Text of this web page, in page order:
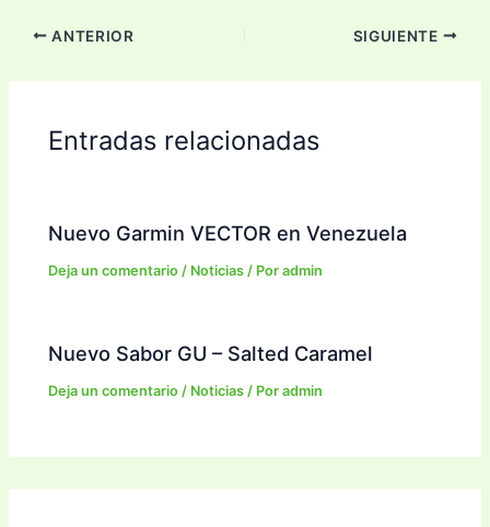
ANTERIOR SIGUIENTE
Entradas relacionadas
Nuevo Garmin VECTOR en Venezuela
Deja un comentario / Noticias / Poradmin
Nuevo Sabor GU – Salted Caramel
Deja un comentario / Noticias / Poradmin